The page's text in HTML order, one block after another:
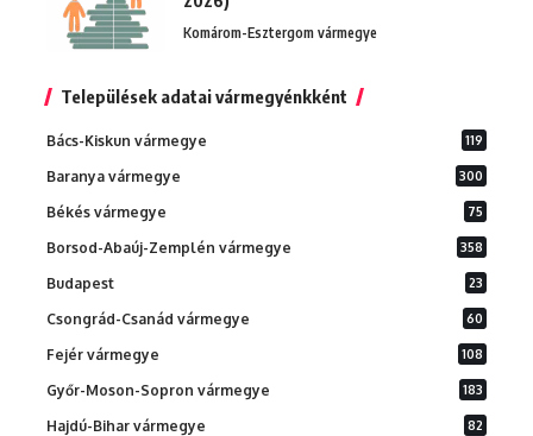
Komárom-Esztergom vármegye
Települések adatai vármegyénkként
Bács-Kiskun vármegye 119
Baranya vármegye 300
Békés vármegye 75
Borsod-Abaúj-Zemplén vármegye 358
Budapest 23
Csongrád-Csanád vármegye 60
Fejér vármegye 108
Győr-Moson-Sopron vármegye 183
Hajdú-Bihar vármegye 82